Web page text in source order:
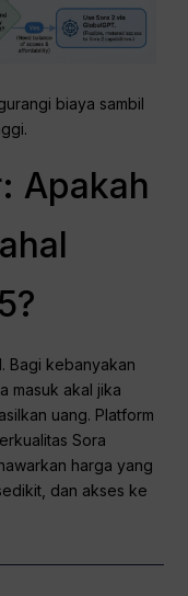
biaya sambil
Apakah
Bagi kebanyakan
masuk akal jika
uang. Platform
Sora
harga yang
dan akses ke